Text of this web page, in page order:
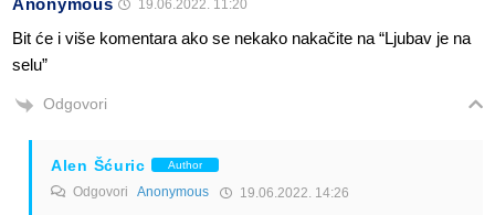
Anonymous 19.06.2022. 11:20
Bit će i više komentara ako se nekako nakačite na “Ljubav je na
selu”
Odgovori
Alen Šćuric Author
Odgovori Anonymous 19.06.2022. 14:26